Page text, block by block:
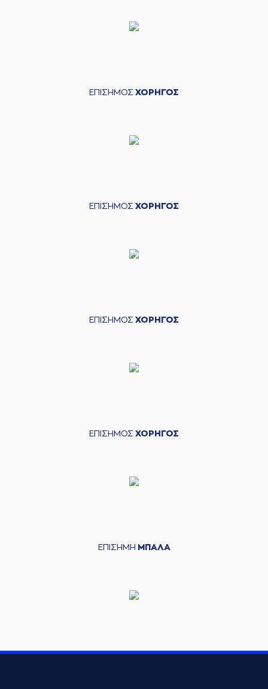
ΕΠΙΣΗΜΟΣ ΧΟΡΗΓΟΣ
ΕΠΙΣΗΜΟΣ ΧΟΡΗΓΟΣ
ΕΠΙΣΗΜΟΣ ΧΟΡΗΓΟΣ
ΕΠΙΣΗΜΟΣ ΧΟΡΗΓΟΣ
ΕΠΙΣΗΜΗ ΜΠΑΛΑ